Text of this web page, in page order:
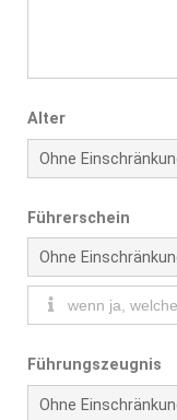
Alter
Führerschein
Führungszeugnis